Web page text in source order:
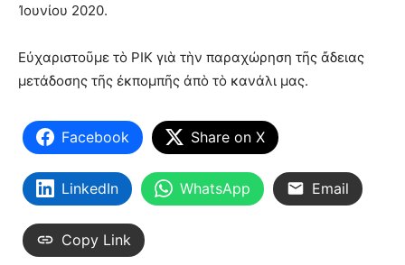
Ἰουνίου 2020.
Εὐχαριστοῦμε τὸ ΡΙΚ γιὰ τὴν παραχώρηση τῆς ἄδειας
μετάδοσης τῆς ἐκπομπῆς ἀπὸ τὸ κανάλι μας.
Facebook Share on X
LinkedIn WhatsApp Email
Copy Link